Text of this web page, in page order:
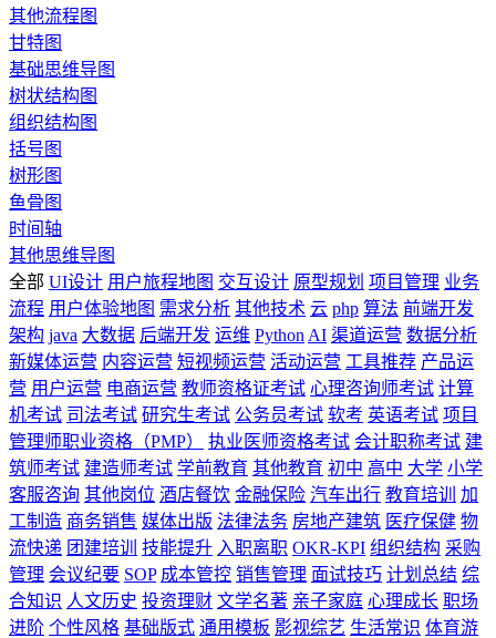
其他流程图
甘特图
基础思维导图
树状结构图
组织结构图
括号图
树形图
鱼骨图
时间轴
其他思维导图
全部 UI设计 用户旅程地图 交互设计 原型规划 项目管理 业务
流程 用户体验地图 需求分析 其他技术 云 php 算法 前端开发
架构 java 大数据 后端开发 运维 Python AI 渠道运营 数据分析
新媒体运营 内容运营 短视频运营 活动运营 工具推荐 产品运
营 用户运营 电商运营 教师资格证考试 心理咨询师考试 计算
机考试 司法考试 研究生考试 公务员考试 软考 英语考试 项目
管理师职业资格（PMP）
执业医师资格考试 会计职称考试 建
筑师考试 建造师考试 学前教育 其他教育 初中 高中 大学 小学
客服咨询 其他岗位 酒店餐饮 金融保险 汽车出行 教育培训
加
工制造 商务销售 媒体出版 法律法务 房地产建筑 医疗保健 物
流快递 团建培训 技能提升 入职离职 OKR-KPI 组织结构 采购
管理 会议纪要 SOP 成本管控 销售管理 面试技巧 计划总结 综
合知识 人文历史 投资理财 文学名著 亲子家庭 心理成长 职场
进阶 个性风格 基础版式 通用模板 影视综艺 生活常识 体育游